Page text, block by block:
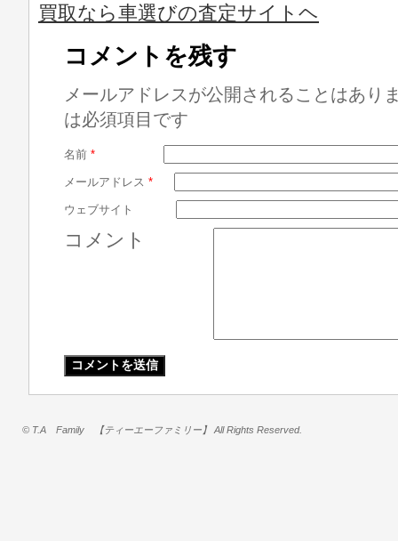
買取なら車選びの査定サイトヘ
コメントを残す
メールアドレスが公開されることはあり
は必須項目です
名前 *
メールアドレス *
ウェブサイト
コメント
© T.A Family 【ティーエーファミリー】 All Rights Reserved.